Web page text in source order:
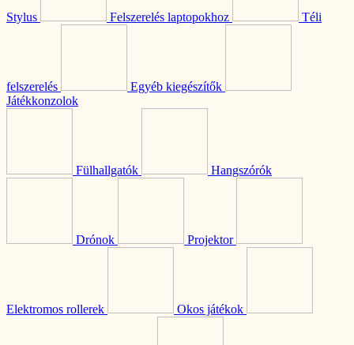
Stylus Felszerelés laptopokhoz Téli
felszerelés
Egyéb kiegészítők
Játékkonzolok
Fülhallgatók Hangszórók
Drónok Projektor
Elektromos rollerek Okos játékok